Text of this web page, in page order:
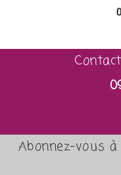
0
Abonnez-vous